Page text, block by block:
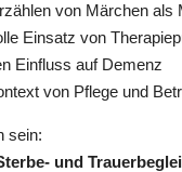
von Märchen als
Einsatz von
Einfluss auf Demenz
von Pflege und
sein:
und